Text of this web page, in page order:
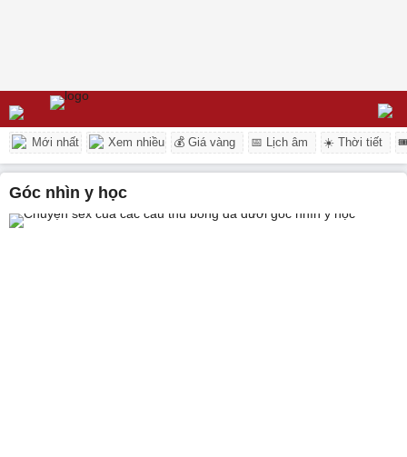
Mới nhất Xem nhiều 💰 Giá vàng 📅 Lịch âm ☀️ Thời tiết
góc nhìn y học